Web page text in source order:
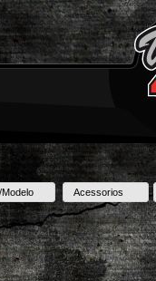
Acessorios